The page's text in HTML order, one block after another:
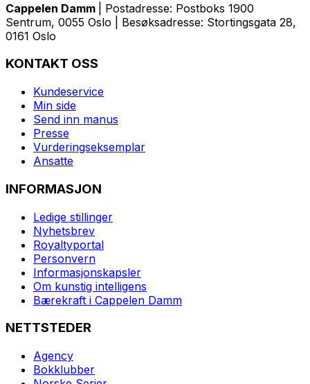
Cappelen Damm
| Postadresse: Postboks 1900
Sentrum, 0055 Oslo | Besøksadresse: Stortingsgata 28,
0161 Oslo
KONTAKT OSS
Kundeservice
Min side
Send inn manus
Presse
Vurderingseksemplar
Ansatte
INFORMASJON
Ledige stillinger
Nyhetsbrev
Royaltyportal
Personvern
Informasjonskapsler
Om kunstig intelligens
Bærekraft i Cappelen Damm
NETTSTEDER
Agency
Bokklubber